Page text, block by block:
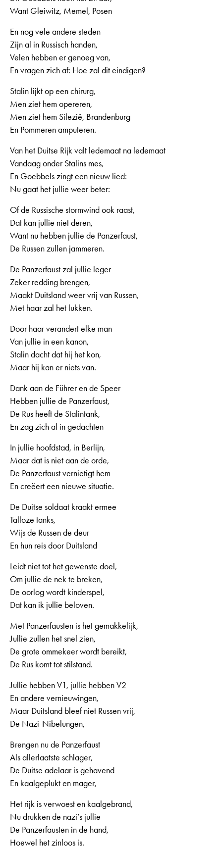
Want Gleiwitz, Memel, Posen
En nog vele andere steden
Zijn al in Russisch handen,
Velen hebben er genoeg van,
En vragen zich af: Hoe zal dit eindigen?
Stalin lijkt op een chirurg,
Men ziet hem opereren,
Men ziet hem Silezië, Brandenburg
En Pommeren amputeren.
Van het Duitse Rijk valt ledemaat na ledemaat
Vandaag onder Stalins mes,
En Goebbels zingt een nieuw lied:
Nu gaat het jullie weer beter:
Of de Russische stormwind ook raast,
Dat kan jullie niet deren,
Want nu hebben jullie de Panzerfaust,
De Russen zullen jammeren.
De Panzerfaust zal jullie leger
Zeker redding brengen,
Maakt Duitsland weer vrij van Russen,
Met haar zal het lukken.
Door haar verandert elke man
Van jullie in een kanon,
Stalin dacht dat hij het kon,
Maar hij kan er niets van.
Dank aan de Führer en de Speer
Hebben jullie de Panzerfaust,
De Rus heeft de Stalintank,
En zag zich al in gedachten
In jullie hoofdstad, in Berlijn,
Maar dat is niet aan de orde,
De Panzerfaust vernietigt hem
En creëert een nieuwe situatie.
De Duitse soldaat kraakt ermee
Talloze tanks,
Wijs de Russen de deur
En hun reis door Duitsland
Leidt niet tot het gewenste doel,
Om jullie de nek te breken,
De oorlog wordt kinderspel,
Dat kan ik jullie beloven.
Met Panzerfausten is het gemakkelijk,
Jullie zullen het snel zien,
De grote ommekeer wordt bereikt,
De Rus komt tot stilstand.
Jullie hebben V1, jullie hebben V2
En andere vernieuwingen,
Maar Duitsland bleef niet Russen vrij,
De Nazi-Nibelungen,
Brengen nu de Panzerfaust
Als allerlaatste schlager,
De Duitse adelaar is gehavend
En kaalgeplukt en mager,
Het rijk is verwoest en kaalgebrand,
Nu drukken de nazi’s jullie
De Panzerfausten in de hand,
Hoewel het zinloos is.